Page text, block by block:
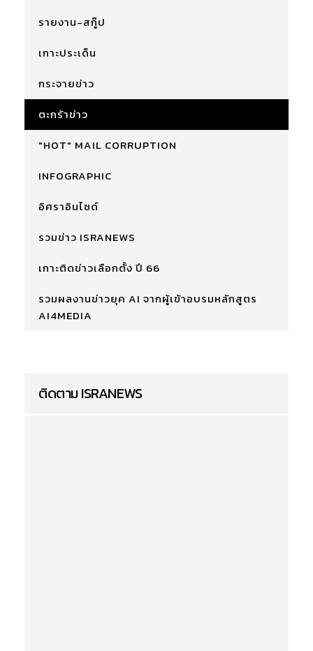
รายงาน-สกู๊ป
เกาะประเด็น
กระจายข่าว
ตะกร้าข่าว
"HOT" MAIL CORRUPTION
INFOGRAPHIC
อิศราอินไซด์
รวมข่าว ISRANEWS
เกาะติดข่าวเลือกตั้ง ปี 66
รวมผลงานข่าวยุค AI จากผู้เข้าอบรมหลักสูตร
AI4MEDIA
ติดตาม ISRANEWS